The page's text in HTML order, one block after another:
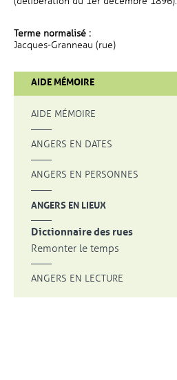
Terme normalisé :
Jacques-Granneau (rue)
AIDE MÉMOIRE
AIDE MÉMOIRE
ANGERS EN DATES
ANGERS EN PERSONNES
ANGERS EN LIEUX
Dictionnaire des rues
Remonter le temps
ANGERS EN LECTURE